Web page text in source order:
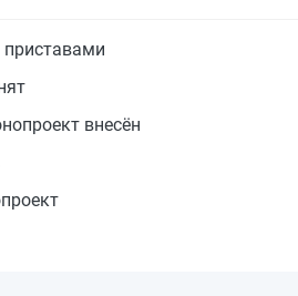
внесён